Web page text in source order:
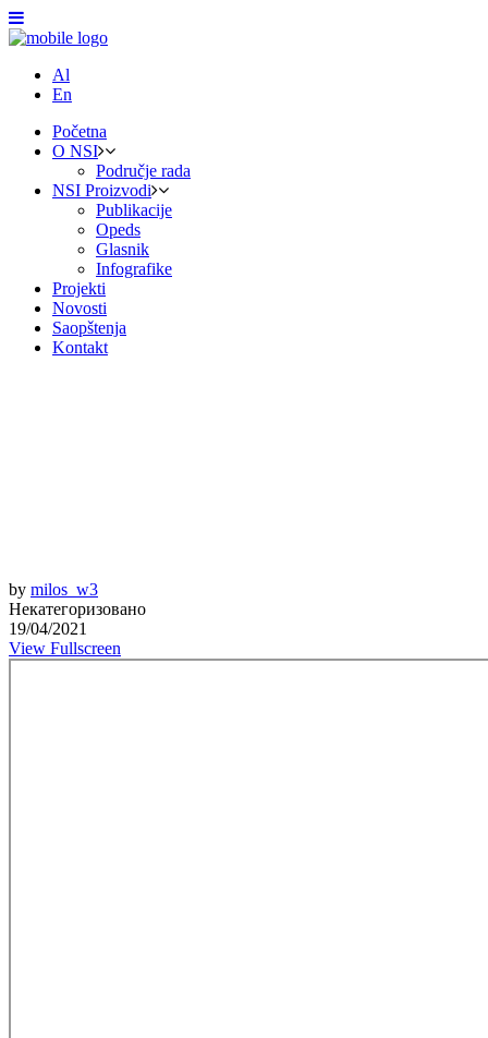
Al
En
Početna
O NSI
Područje rada
NSI Proizvodi
Publikacije
Opeds
Glasnik
Infografike
Projekti
Novosti
Saopštenja
Kontakt
by milos_w3
Некатегоризовано
19/04/2021
View Fullscreen